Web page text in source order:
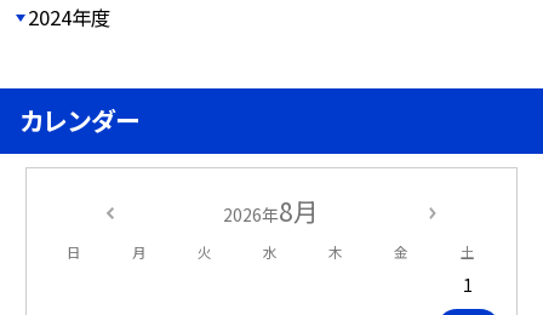
2024年度
カレンダー
2026年8月
日 月 火 水 木 金 土
1